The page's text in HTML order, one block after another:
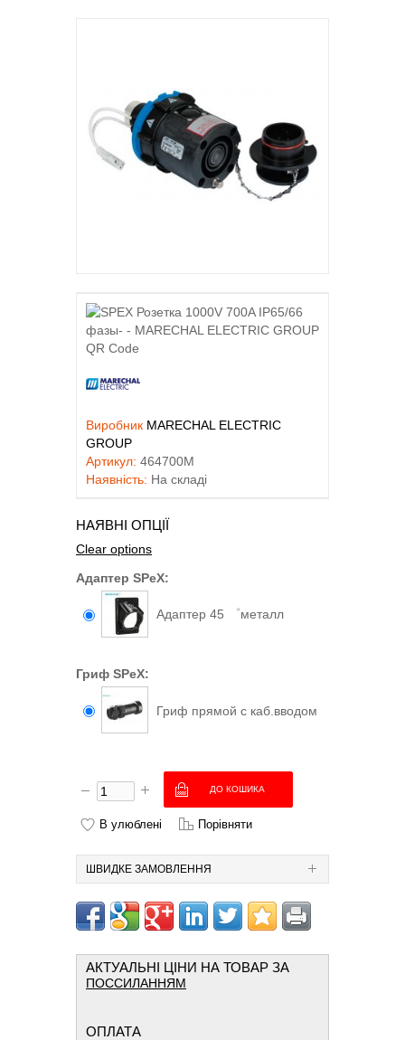
Виробник MARECHAL ELECTRIC
GROUP
Артикул: 464700M
Наявність: На складі
НАЯВНІ ОПЦІЇ
Clear options
Адаптер SPeX:
Адаптер 45 ゜металл
Гриф SPeX:
Гриф прямой с каб.вводом
В улюблені Порівняти
ШВИДКЕ ЗАМОВЛЕННЯ
АКТУАЛЬНІ ЦІНИ НА ТОВАР ЗА
ПОССИЛАННЯМ
ОПЛАТА